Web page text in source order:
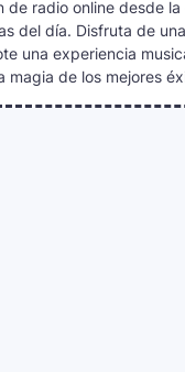
de radio online desde
del día. Disfruta de
una experiencia
magia de los mejores